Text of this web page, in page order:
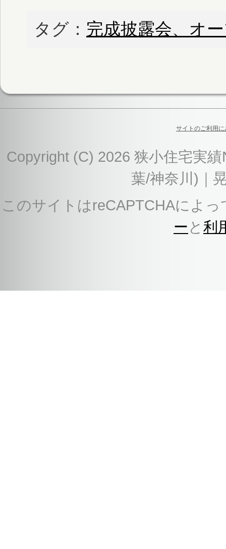
タグ： 完成披露会、オ
サイトのご利用に
Copyright (C) 2026 狭小住宅実
葉/神奈川)｜
このサイトはreCAPTCHAによ
ー と 利